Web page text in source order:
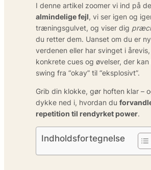
I denne artikel zoomer vi ind på de
almindelige fejl, vi ser igen og
træningsgulvet, og viser dig
du retter dem. Uanset om du er
verdenen eller har svinget i
konkrete cues og øvelser, der
swing fra “okay” til “eksplosivt”.
Grib din klokke, gør hoften klar –
dykke ned i, hvordan du
repetition til rendyrket power.
Indholdsfortegnelse